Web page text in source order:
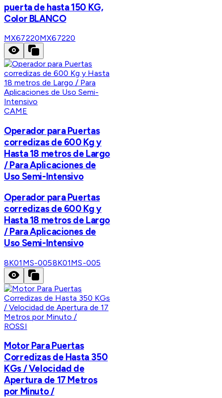
puerta de hasta 150 KG,
Color BLANCO
MX67220MX67220
CAME
Operador para Puertas
corredizas de 600 Kg y
Hasta 18 metros de Largo
/ Para Aplicaciones de
Uso Semi-Intensivo
Operador para Puertas
corredizas de 600 Kg y
Hasta 18 metros de Largo
/ Para Aplicaciones de
Uso Semi-Intensivo
8K01MS-0058K01MS-005
ROSSI
Motor Para Puertas
Corredizas de Hasta 350
KGs / Velocidad de
Apertura de 17 Metros
por Minuto /